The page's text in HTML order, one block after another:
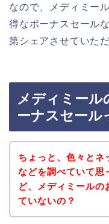
なので、メディミー
得なボーナスセール
第シェアさせていた
メディミール
ーナスセール
ちょっと、色々とネ
などを調べていて思
ど、メディミールの
ていないの？